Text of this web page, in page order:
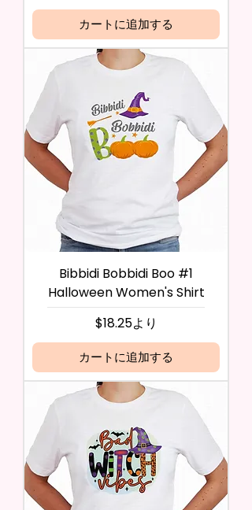
カートに追加する
Bibbidi Bobbidi Boo #1
Halloween Women's Shirt
$18.25より
セール価格
カートに追加する